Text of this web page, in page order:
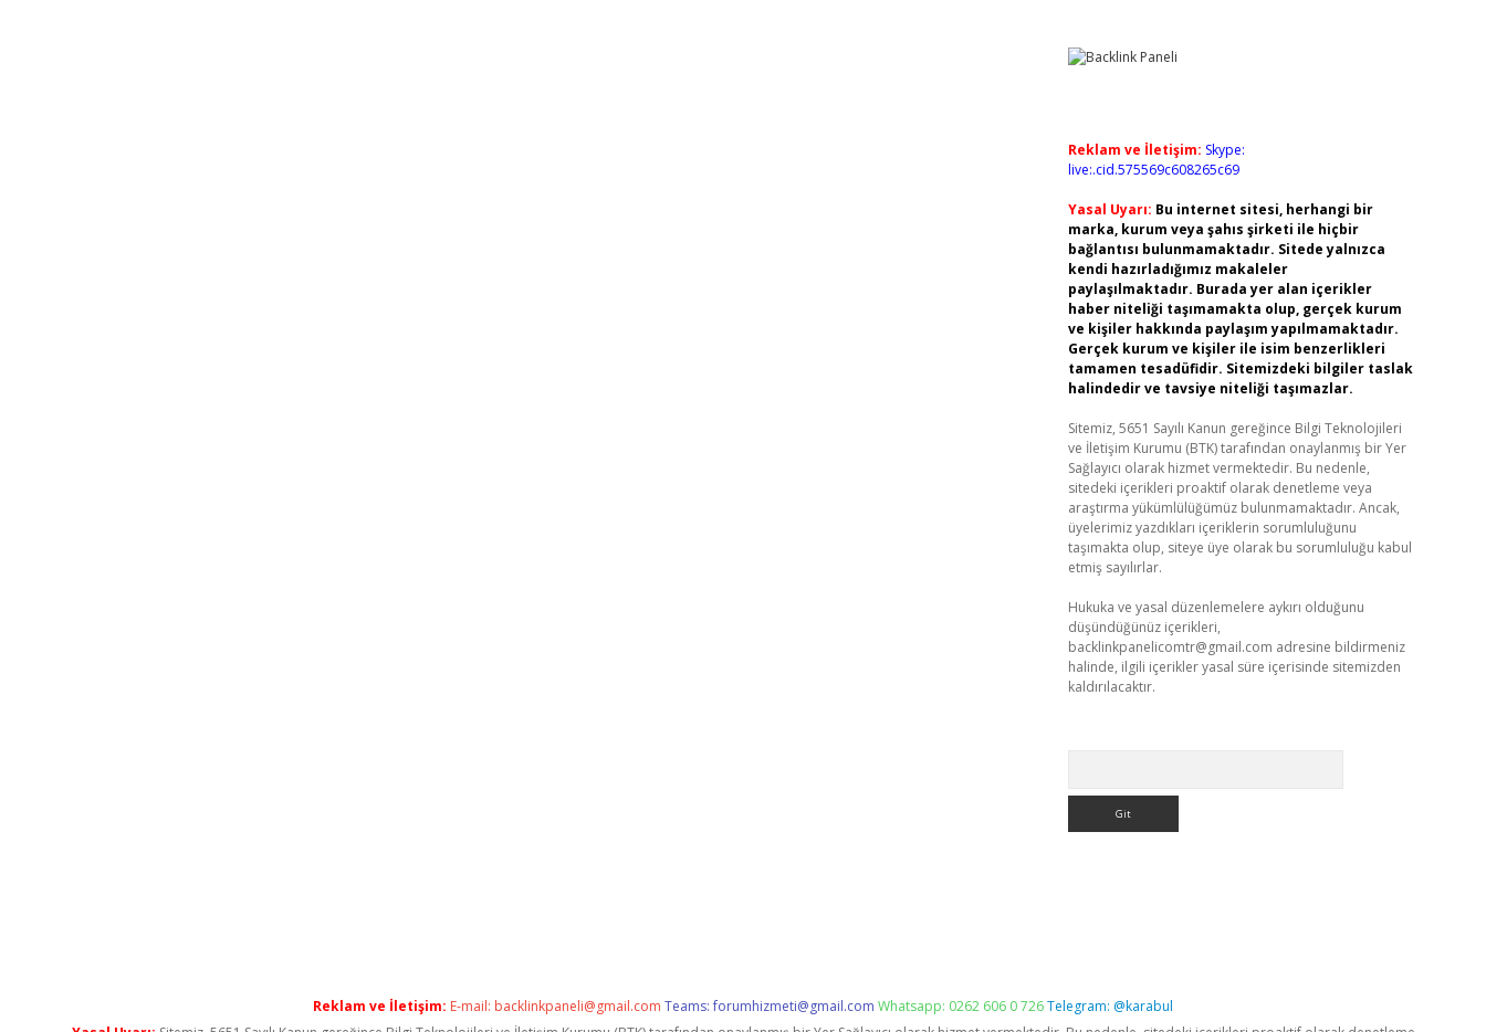
Reklam ve İletişim: Skype:
live:.cid.575569c608265c69
Yasal Uyarı: Bu internet sitesi, herhangi bir
marka, kurum veya şahıs şirketi ile hiçbir
bağlantısı bulunmamaktadır. Sitede yalnızca
kendi hazırladığımız makaleler
paylaşılmaktadır. Burada yer alan içerikler
haber niteliği taşımamakta olup, gerçek kurum
ve kişiler hakkında paylaşım yapılmamaktadır.
Gerçek kurum ve kişiler ile isim benzerlikleri
tamamen tesadüfidir. Sitemizdeki bilgiler taslak
halindedir ve tavsiye niteliği taşımazlar.
Sitemiz, 5651 Sayılı Kanun gereğince Bilgi Teknolojileri
ve İletişim Kurumu (BTK) tarafından onaylanmış bir Yer
Sağlayıcı olarak hizmet vermektedir. Bu nedenle,
sitedeki içerikleri proaktif olarak denetleme veya
araştırma yükümlülüğümüz bulunmamaktadır. Ancak,
üyelerimiz yazdıkları içeriklerin sorumluluğunu
taşımakta olup, siteye üye olarak bu sorumluluğu kabul
etmiş sayılırlar.
Hukuka ve yasal düzenlemelere aykırı olduğunu
düşündüğünüz içerikleri,
backlinkpanelicomtr@gmail.com adresine bildirmeniz
halinde, ilgili içerikler yasal süre içerisinde sitemizden
kaldırılacaktır.
Reklam ve İletişim: E-mail: backlinkpaneli@gmail.com Teams:forumhizmeti@gmail.com Whatsapp: 0262 606 0 726Telegram: @karabul